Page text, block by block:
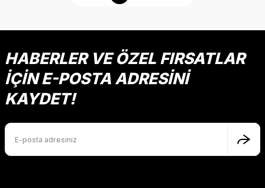
HABERLER VE ÖZEL FIRSATLAR
İÇİN E-POSTA ADRESİNİ
KAYDET!